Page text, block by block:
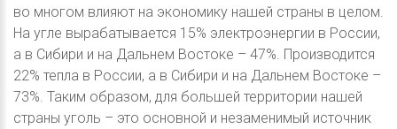
во многом влияют на экономику нашей страны в целом.
На угле вырабатывается 15% электроэнергии в России,
а в Сибири и на Дальнем Востоке – 47%. Производится
22% тепла в России, а в Сибири и на Дальнем Востоке –
73%. Таким образом, для большей территории нашей
страны уголь – это основной и незаменимый источник